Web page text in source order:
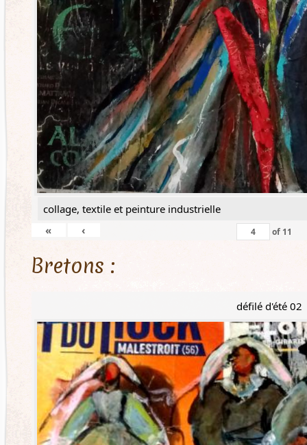
collage, textile et peinture industrielle
«
‹ of 11
Bretons :
défilé d'été 02